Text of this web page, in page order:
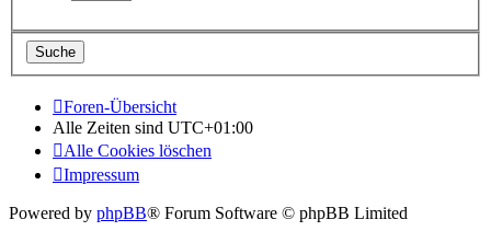
Foren-Übersicht
Alle Zeiten sind UTC+01:00
Alle Cookies löschen
Impressum
Powered by phpBB® Forum Software © phpBB Limited